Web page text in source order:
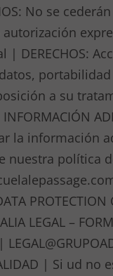
No se
| DERECHOS:
portabilidad
a su
la información
nuestra política
PROTECTION
LEGAL –
| Si ud no